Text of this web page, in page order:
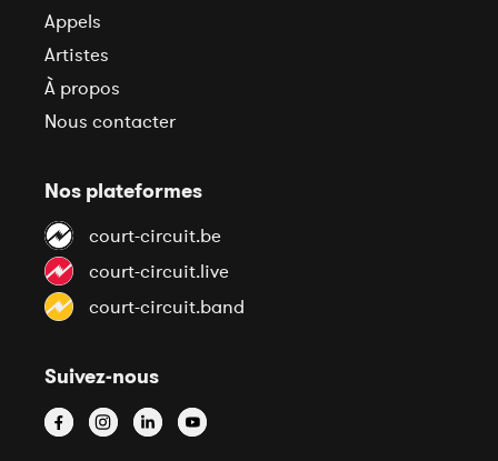
Appels
Artistes
À propos
Nous contacter
Nos plateformes
court-circuit.be
court-circuit.live
court-circuit.band
Suivez-nous